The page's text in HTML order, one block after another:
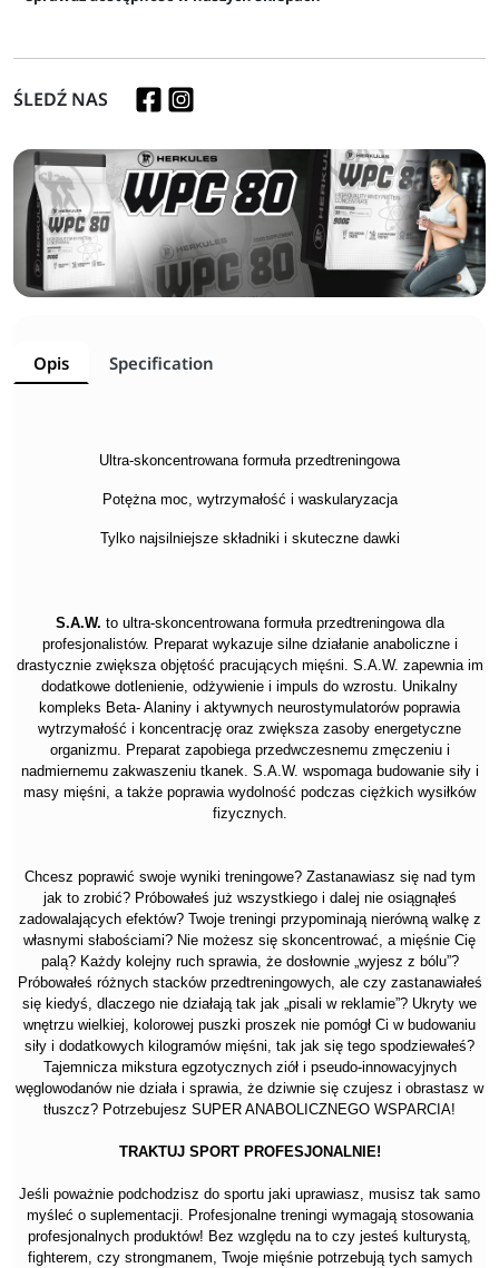
ŚLEDŹ NAS
Opis Specification
Ultra-skoncentrowana formuła przedtreningowa
Potężna moc, wytrzymałość i waskularyzacja
Tylko najsilniejsze składniki i skuteczne dawki
S.A.W. to ultra-skoncentrowana formuła przedtreningowa dla
profesjonalistów. Preparat wykazuje silne działanie anaboliczne i
drastycznie zwiększa objętość pracujących mięśni. S.A.W. zapewnia im
dodatkowe dotlenienie, odżywienie i impuls do wzrostu. Unikalny
kompleks Beta- Alaniny i aktywnych neurostymulatorów poprawia
wytrzymałość i koncentrację oraz zwiększa zasoby energetyczne
organizmu. Preparat zapobiega przedwczesnemu zmęczeniu i
nadmiernemu zakwaszeniu tkanek. S.A.W. wspomaga budowanie siły i
masy mięśni, a także poprawia wydolność podczas ciężkich wysiłków
fizycznych.
Chcesz poprawić swoje wyniki treningowe? Zastanawiasz się nad tym
jak to zrobić? Próbowałeś już wszystkiego i dalej nie osiągnąłeś
zadowalających efektów? Twoje treningi przypominają nierówną walkę z
własnymi słabościami? Nie możesz się skoncentrować, a mięśnie Cię
palą? Każdy kolejny ruch sprawia, że dosłownie „wyjesz z bólu”?
Próbowałeś różnych stacków przedtreningowych, ale czy zastanawiałeś
się kiedyś, dlaczego nie działają tak jak „pisali w reklamie”? Ukryty we
wnętrzu wielkiej, kolorowej puszki proszek nie pomógł Ci w budowaniu
siły i dodatkowych kilogramów mięśni, tak jak się tego spodziewałeś?
Tajemnicza mikstura egzotycznych ziół i pseudo-innowacyjnych
węglowodanów nie działa i sprawia, że dziwnie się czujesz i obrastasz w
tłuszcz? Potrzebujesz SUPER ANABOLICZNEGO WSPARCIA!
TRAKTUJ SPORT PROFESJONALNIE!
Jeśli poważnie podchodzisz do sportu jaki uprawiasz, musisz tak samo
myśleć o suplementacji. Profesjonalne treningi wymagają stosowania
profesjonalnych produktów! Bez względu na to czy jesteś kulturystą,
fighterem, czy strongmanem, Twoje mięśnie potrzebują tych samych